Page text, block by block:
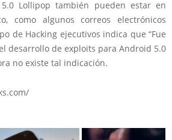
Lollipop también pueden estar en
como algunos correos electrónicos
de Hacking ejecutivos indica que “Fue
desarrollo de exploits para Android 5.0
no existe tal indicación.